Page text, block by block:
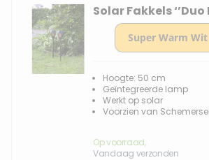
Solar Fakkels ‘’Duo
Hoogte: 50 cm
Geïntegreerde lamp
Werkt op solar
Voorzien van
Op voorraad,
Vandaag verzonden